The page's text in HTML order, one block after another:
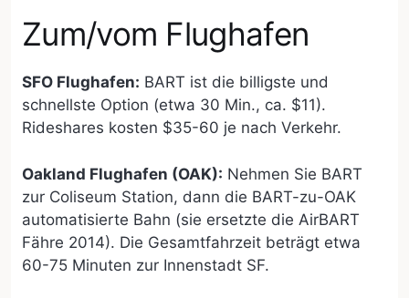
Zum/vom Flughafen
SFO Flughafen: BART ist die billigste und
schnellste Option (etwa 30 Min., ca. $11).
Rideshares kosten $35-60 je nach Verkehr.
Oakland Flughafen (OAK): Nehmen Sie BART
zur Coliseum Station, dann die BART-zu-OAK
automatisierte Bahn (sie ersetzte die AirBART
Fähre 2014). Die Gesamtfahrzeit beträgt etwa
60-75 Minuten zur Innenstadt SF.